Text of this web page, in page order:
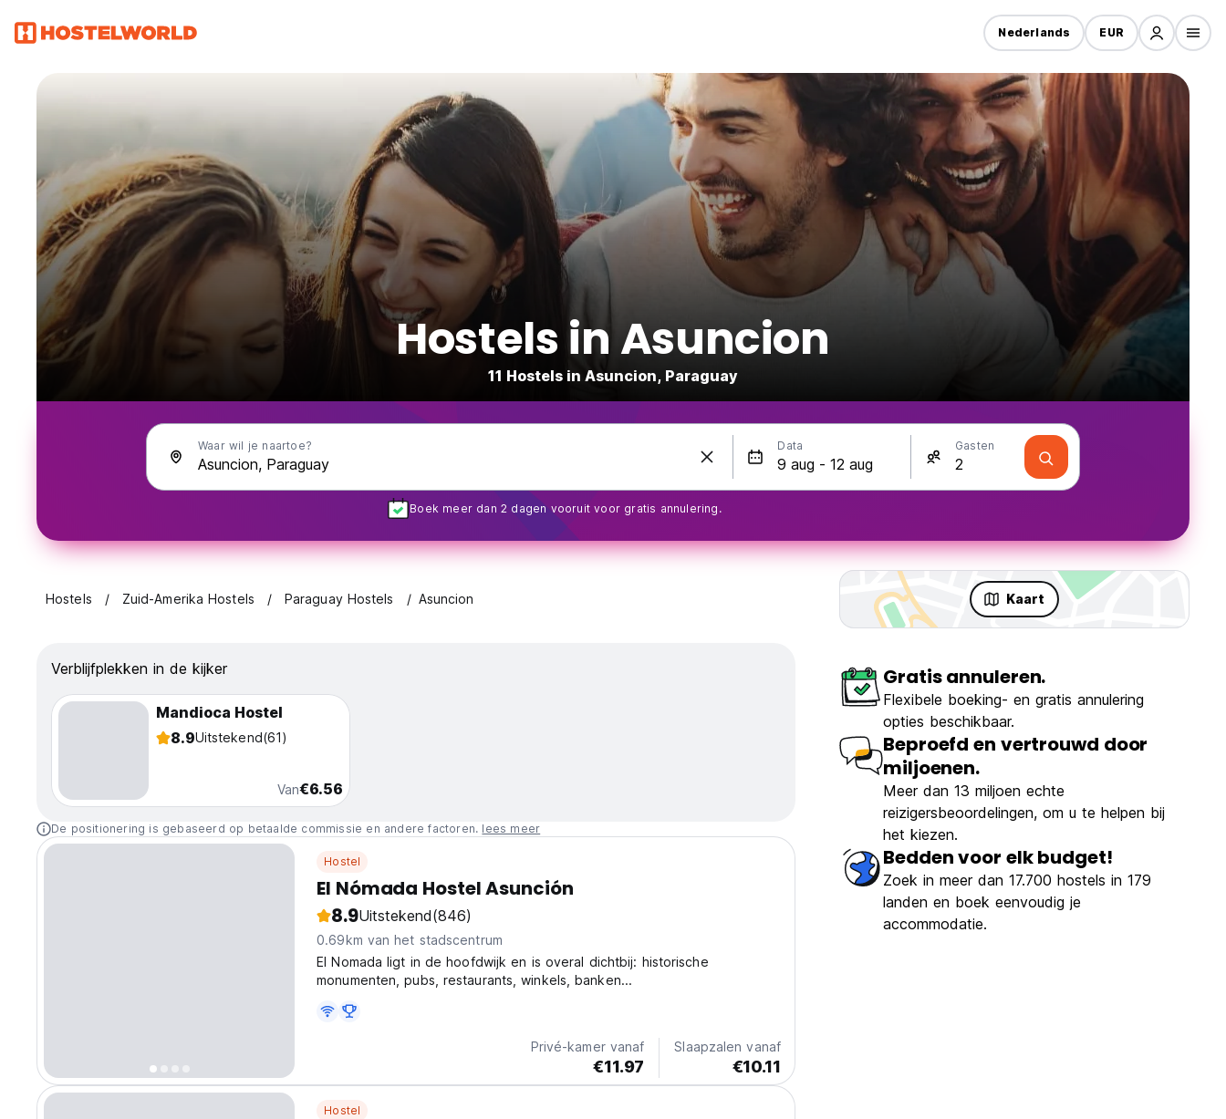
Nederlands EUR
Hostels in Asuncion
11 Hostels in Asuncion, Paraguay
Waar wil je naartoe? Data Gasten
Boek meer dan 2 dagen vooruit voor gratis annulering.
Hostels Zuid-Amerika Hostels Paraguay Hostels Asuncion Kaart
Verblijfplekken in de kijker
Mandioca Hostel
8.9Uitstekend(61)
Van€6.56
De positionering is gebaseerd op betaalde commissie en andere factoren. lees meer
Hostel
El Nómada Hostel Asunción
8.9Uitstekend(846)
0.69km van het stadscentrum
El Nomada ligt in de hoofdwijk en is overal dichtbij: historische
monumenten, pubs, restaurants, winkels, banken...
Privé-kamer vanaf
€11.97
Slaapzalen vanaf
€10.11
Hostel
Gratis annuleren.
Flexibele boeking- en gratis annulering
opties beschikbaar.
Beproefd en vertrouwd door
miljoenen.
Meer dan 13 miljoen echte
reizigersbeoordelingen, om u te helpen bij
het kiezen.
Bedden voor elk budget!
Zoek in meer dan 17.700 hostels in 179
landen en boek eenvoudig je
accommodatie.